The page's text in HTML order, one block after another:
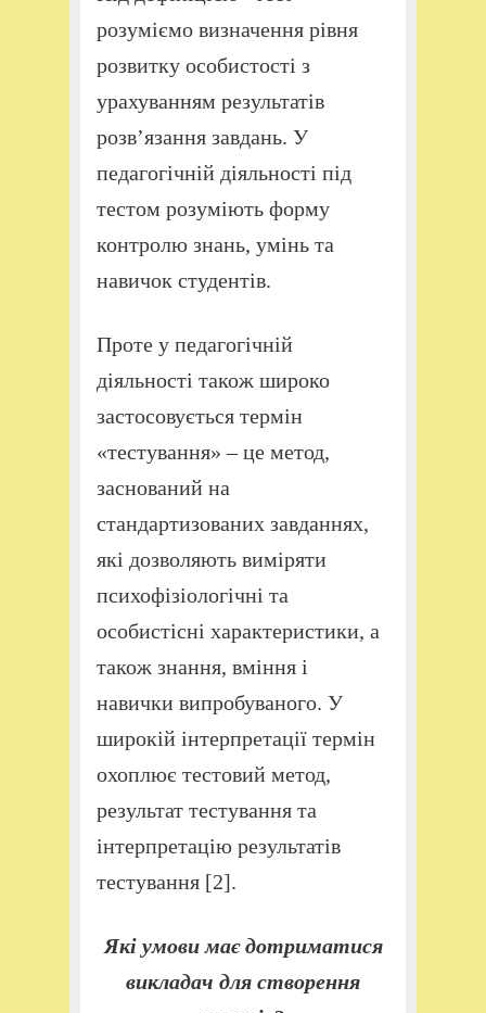
розуміємо визначення рівня
розвитку особистості з
урахуванням результатів
розв’язання завдань. У
педагогічній діяльності під
тестом розуміють форму
контролю знань, умінь та
навичок студентів.
Проте у педагогічній
діяльності також широко
застосовується термін
«тестування» – це метод,
заснований на
стандартизованих завданнях,
які дозволяють виміряти
психофізіологічні та
особистісні характеристики, а
також знання, вміння і
навички випробуваного. У
широкій інтерпретації термін
охоплює тестовий метод,
результат тестування та
інтерпретацію результатів
тестування [2].
Які умови має дотриматися
викладач для створення